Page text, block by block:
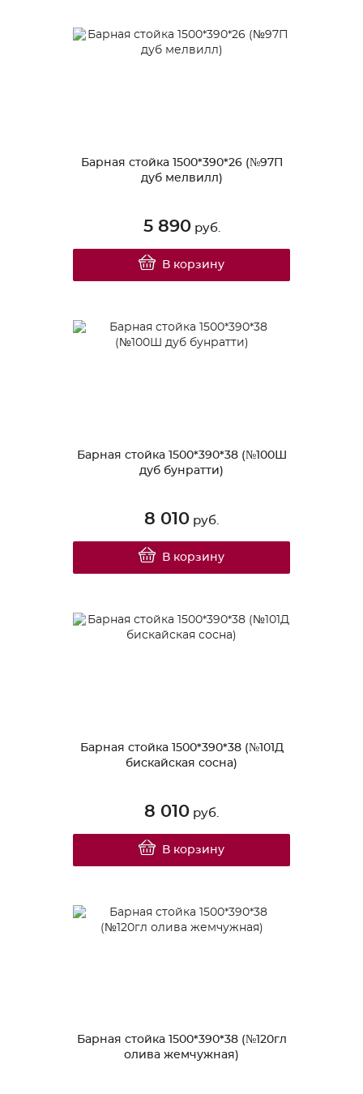
Барная стойка 1500*390*26 (№97П
дуб мелвилл)
5 890руб.
В корзину
Барная стойка 1500*390*38 (№100Ш
дуб бунратти)
8 010 руб.
В корзину
Барная стойка 1500*390*38 (№101Д
бискайская сосна)
8 010 руб.
В корзину
Барная стойка 1500*390*38 (№120гл
олива жемчужная)